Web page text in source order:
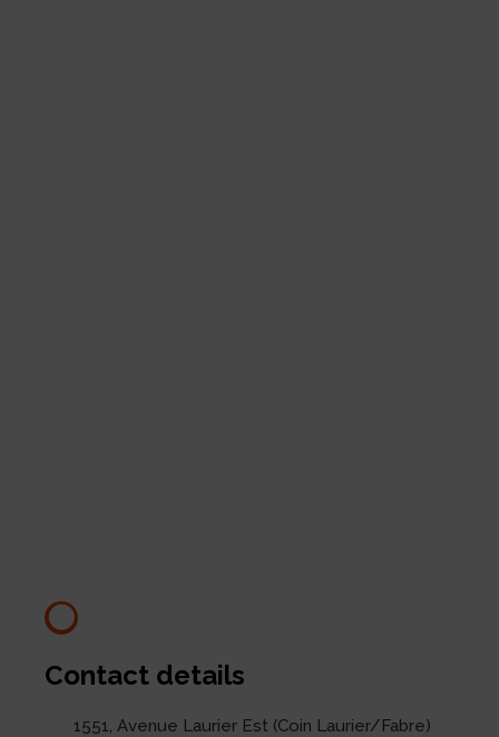
Contact details
1551, Avenue Laurier Est (Coin Laurier/Fabre)